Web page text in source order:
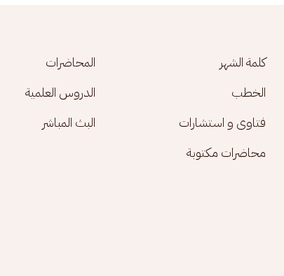
كلمة الشهر
المحاضرات
الخطب
الدروس العلمية
فتاوى و استشارات
البث المباشر
محاضرات مكتوبة